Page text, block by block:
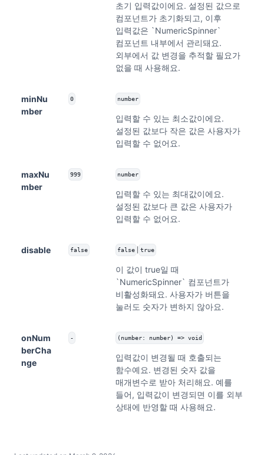
초기 입력값이에요. 설정된 값으로
컴포넌트가 초기화되고, 이후
입력값은 `NumericSpinner`
컴포넌트 내부에서 관리돼요.
외부에서 값 변경을 추적할 필요가
없을 때 사용해요.
minNu
mber
0 number
입력할 수 있는 최소값이에요.
설정된 값보다 작은 값은 사용자가
입력할 수 없어요.
maxNu
mber
999 number
입력할 수 있는 최대값이에요.
설정된 값보다 큰 값은 사용자가
입력할 수 없어요.
disable false false true
이 값이 true일 때
`NumericSpinner` 컴포넌트가
비활성화돼요. 사용자가 버튼을
눌러도 숫자가 변하지 않아요.
onNum
berCha
nge
- (number: number) => void
입력값이 변경될 때 호출되는
함수예요. 변경된 숫자 값을
매개변수로 받아 처리해요. 예를
들어, 입력값이 변경되면 이를 외부
상태에 반영할 때 사용해요.